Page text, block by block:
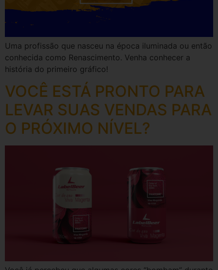
Uma profissão que nasceu na época iluminada ou então
conhecida como Renascimento. Venha conhecer a
história do primeiro gráfico!
VOCÊ ESTÁ PRONTO PARA
LEVAR SUAS VENDAS PARA
O PRÓXIMO NÍVEL?